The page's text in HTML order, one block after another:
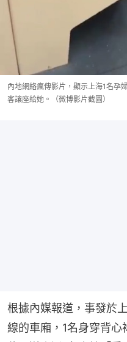
內地網絡瘋傳影片，顯示上海1名孕
客讓座給她。（微博影片截圖）
根據內媒報道，事發於
線的車廂，1名身穿背